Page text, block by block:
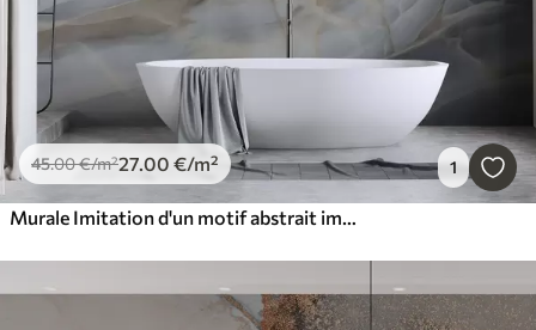
45.00€/m²27.00 €/m² 1
Murale Imitation d'un motif abstrait imitant la texture du marbre